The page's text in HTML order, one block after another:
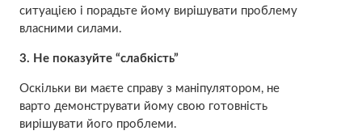
ситуацією і порадьте йому вирішувати проблему
власними силами.
3. Не показуйте “слабкість”
Оскільки ви маєте справу з маніпулятором, не
варто демонструвати йому свою готовність
вирішувати його проблеми.